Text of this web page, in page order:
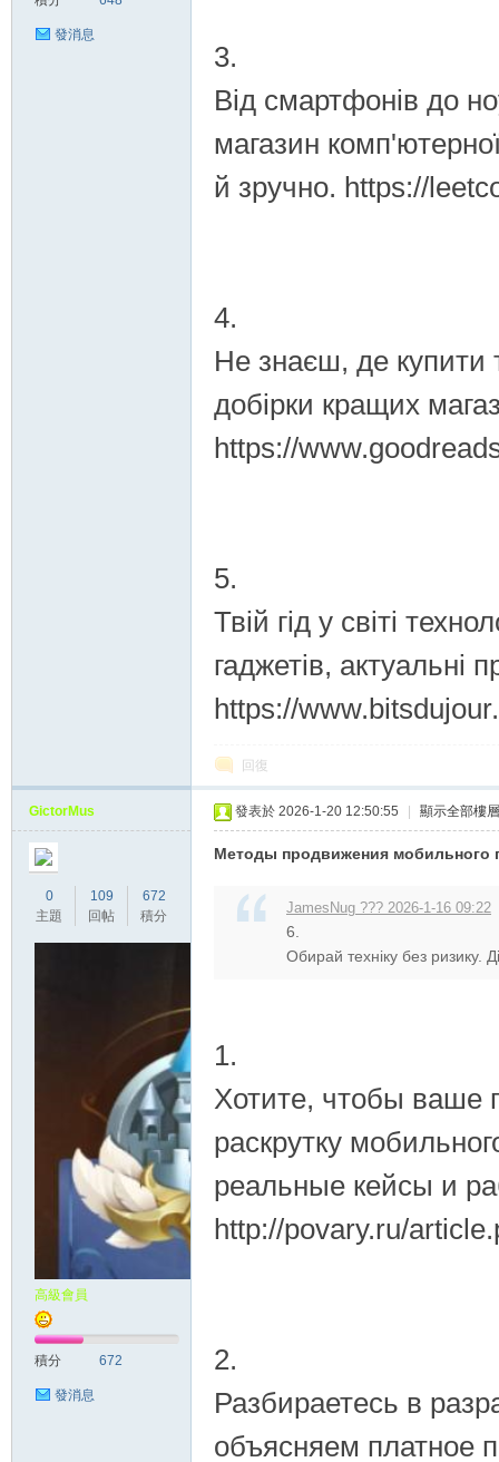
發消息
3.
Від смартфонів до
магазин
й зручно. https://
4.
Не знаєш, де купити
добірки кращих
https://
5.
Твій гід у світі
гаджетів, актуальні
https://
回復
GictorMus
0
主題
109
回帖
672
積分
高級會員
積分 672
發消息
發表於 2026-1-20 12:50:55 顯示全部樓層
Методы продвижения мобильного
JamesNug ??? 2026-1-16 09:22
6.
Обирай техніку без ризику.
1.
Хотите, чтобы ваше
раскрутку
реальные кейсы и
http://povary.ru/
2.
Разбираетесь в
объясняем платное